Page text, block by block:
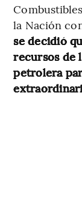
la Nación
se decidió
recursos de
petrolera